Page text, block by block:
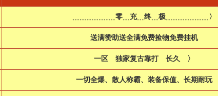
﹍﹍﹍﹍﹍﹍零﹍充﹍终﹍极﹍﹍﹍﹍﹍﹍〉
送满赞助送全满免费捡物免费挂机
一区 独家复古靠打 长久 〉
一切全爆、散人称霸、装备保值、长期耐玩